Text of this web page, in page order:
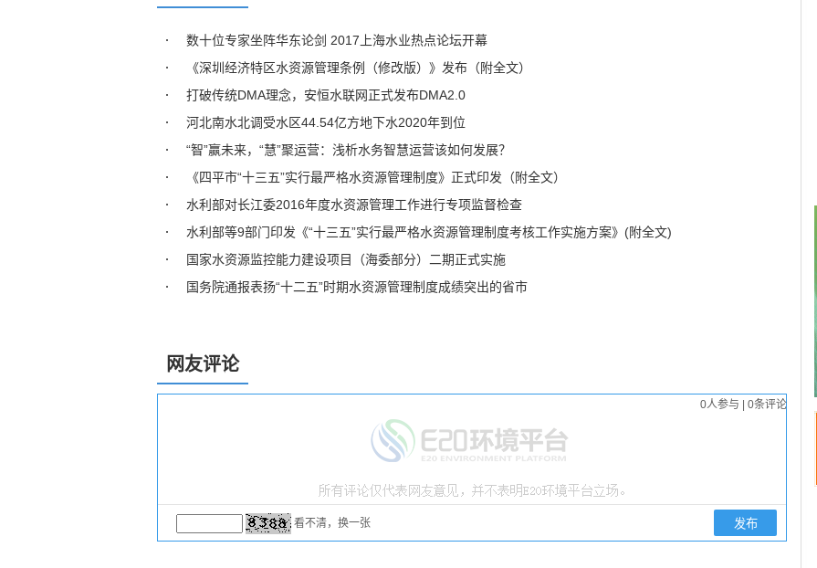
数十位专家坐阵华东论剑 2017上海水业热点论坛开幕
《深圳经济特区水资源管理条例（修改版）》发布（附全文）
打破传统DMA理念，安恒水联网正式发布DMA2.0
河北南水北调受水区44.54亿方地下水2020年到位
“智”赢未来，“慧”聚运营：浅析水务智慧运营该如何发展？
《四平市“十三五”实行最严格水资源管理制度》正式印发（附全文）
水利部对长江委2016年度水资源管理工作进行专项监督检查
水利部等9部门印发《“十三五”实行最严格水资源管理制度考核工作实施方案》(附全文)
国家水资源监控能力建设项目（海委部分）二期正式实施
国务院通报表扬“十二五”时期水资源管理制度成绩突出的省市
网友评论
0人参与 0条评论
看不清，换一张